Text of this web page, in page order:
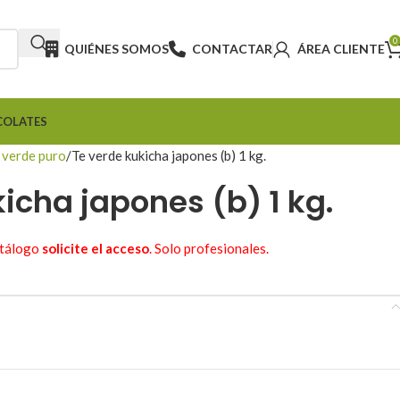
QUIÉNES SOMOS CONTACTAR ÁREA CLIENTE
0
verde puro Te verde kukicha japones (b) 1 kg.
japones (b) 1 kg.
solicite el acceso. Solo profesionales.